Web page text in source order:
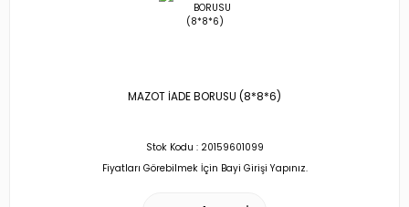
MAZOT İADE BORUSU (8*8*6)
Stok Kodu : 20159601099
Fiyatları Görebilmek İçin Bayi Girişi Yapınız.